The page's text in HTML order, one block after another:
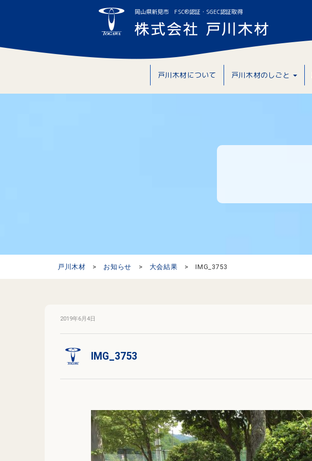
岡山県新見市 FSC®認証・SGEC認証取得
戸川木材について 戸川木材のしごと
戸川木材 > お知らせ > 大会結果 > IMG_3753
2019年6月4日
IMG_3753